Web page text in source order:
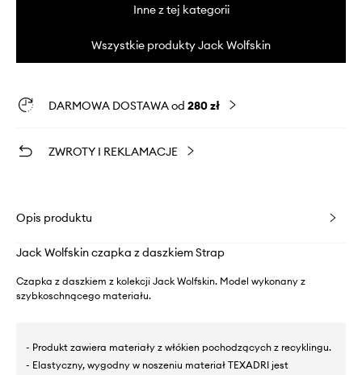
Inne z tej kategorii
Wszystkie produkty Jack Wolfskin
DARMOWA DOSTAWA od 280 zł
ZWROTY I REKLAMACJE
Opis produktu
Jack Wolfskin czapka z daszkiem Strap
Czapka z daszkiem z kolekcji Jack Wolfskin. Model wykonany z
szybkoschnącego materiału.
- Produkt zawiera materiały z włókien pochodzących z recyklingu.
- Elastyczny, wygodny w noszeniu materiał TEXADRI jest